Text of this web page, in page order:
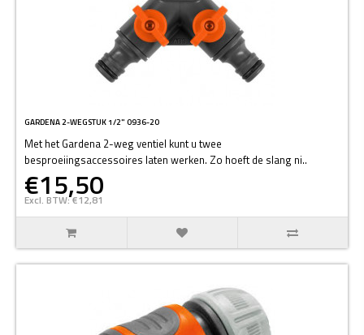
GARDENA 2-WEGSTUK 1/2" 0936-20
Met het Gardena 2-weg ventiel kunt u twee
besproeiingsaccessoires laten werken. Zo hoeft de slang ni..
€15,50
Excl. BTW: €12,81